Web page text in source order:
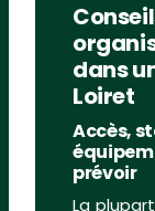
dans
Loiret
Accès,
prévoir
La